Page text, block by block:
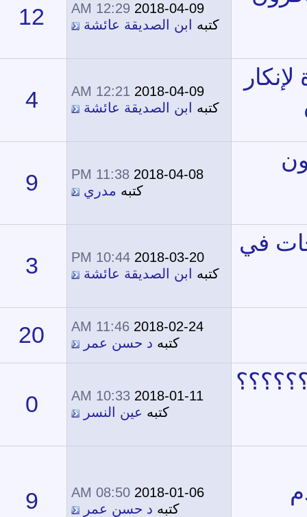
2018-04-09
12:29 AM
ابن الصديقة عائشة 12
17,697
2018-04-09
12:21 AM
ابن الصديقة عائشة 4
13,556
2018-04-08
11:38 PM
9
15,572
2018-03-20
10:44 PM
ابن الصديقة عائشة 3
13,008
11:46 AM
د حسن عمر 20
17,407
10:33 AM
0
11,408
2018-01-06
08:50 AM
د حسن عمر 9
16,731